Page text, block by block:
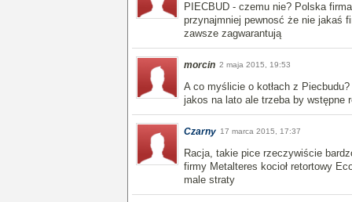
PIECBUD - czemu nie? Polska
przynajmniej pewnosć że nie jakaś
zawsze zagwarantują
morcin 2 maja 2015, 19:53
A co myślicie o kotłach z
jakos na lato ale trzeba by wstępne
Czarny 17 marca 2015, 17:37
Racja, takie pice rzeczywiście
firmy Metalteres kocioł retortowy
male straty